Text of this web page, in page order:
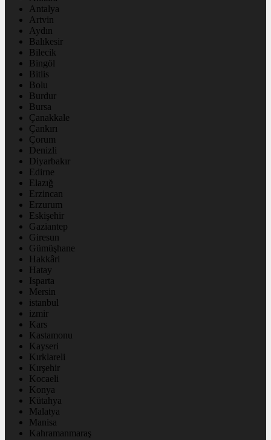
Antalya
Artvin
Aydın
Balıkesir
Bilecik
Bingöl
Bitlis
Bolu
Burdur
Bursa
Çanakkale
Çankırı
Çorum
Denizli
Diyarbakır
Edirne
Elazığ
Erzincan
Erzurum
Eskişehir
Gaziantep
Giresun
Gümüşhane
Hakkâri
Hatay
Isparta
Mersin
istanbul
izmir
Kars
Kastamonu
Kayseri
Kırklareli
Kırşehir
Kocaeli
Konya
Kütahya
Malatya
Manisa
Kahramanmaraş